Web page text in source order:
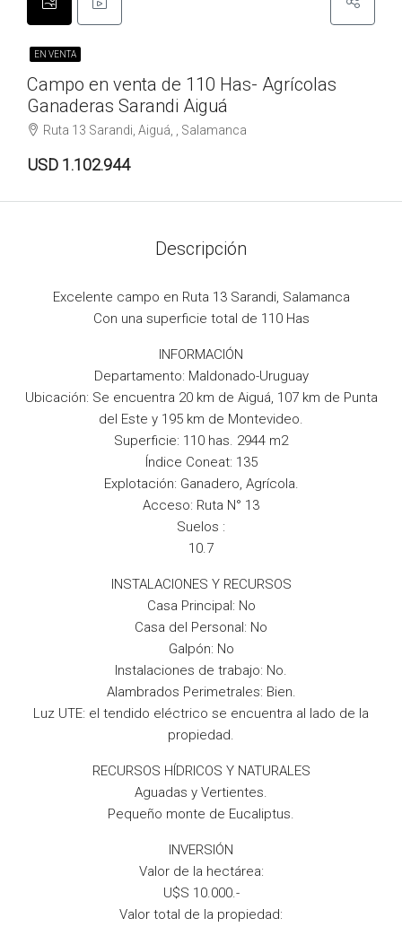
EN VENTA
Campo en venta de 110 Has- Agrícolas
Ganaderas Sarandi Aiguá
Ruta 13 Sarandi, Aiguá, , Salamanca
USD 1.102.944
Descripción
Excelente campo en Ruta 13 Sarandi, Salamanca
Con una superficie total de 110 Has
INFORMACIÓN
Departamento: Maldonado-Uruguay
Ubicación: Se encuentra 20 km de Aiguá, 107 km de Punta
del Este y 195 km de Montevideo.
Superficie: 110 has. 2944 m2
Índice Coneat: 135
Explotación: Ganadero, Agrícola.
Acceso: Ruta N° 13
Suelos :
10.7
INSTALACIONES Y RECURSOS
Casa Principal: No
Casa del Personal: No
Galpón: No
Instalaciones de trabajo: No.
Alambrados Perimetrales: Bien.
Luz UTE: el tendido eléctrico se encuentra al lado de la
propiedad.
RECURSOS HÍDRICOS Y NATURALES
Aguadas y Vertientes.
Pequeño monte de Eucaliptus.
INVERSIÓN
Valor de la hectárea:
U$S 10.000.-
Valor total de la propiedad: